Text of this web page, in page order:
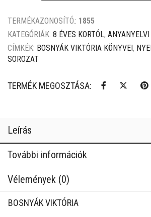
TERMÉKAZONOSÍTÓ.: 1855
KATEGÓRIÁK: 8 ÉVES KORTÓL,
CÍMKÉK: BOSNYÁK VIKTÓRIA KÖNYVEI,
SOROZAT
TERMÉK MEGOSZTÁSA:
Leírás
További információk
Vélemények (0)
BOSNYÁK VIKTÓRIA